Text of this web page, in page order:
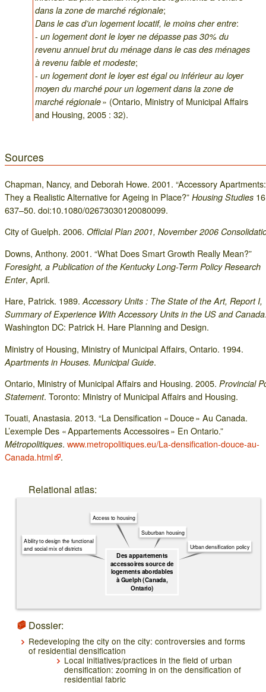
dans la zone de marché régionale;
Dans le cas d’un logement locatif, le moins cher entre:
- un logement dont le loyer ne dépasse pas 30% du
revenu annuel brut du ménage dans le cas des ménages
à revenu faible et modeste;
- un logement dont le loyer est égal ou inférieur au loyer
moyen du marché pour un logement dans la zone de
marché régionale» (Ontario, Ministry of Municipal Affairs
and Housing, 2005 : 32).
Sources
Chapman, Nancy, and Deborah Howe. 2001. “Accessory
They a Realistic Alternative for Ageing in Place?” Housing Studies
637–50. doi:10.1080/02673030120080099.
City of Guelph. 2006. Official Plan 2001, November 2006
Downs, Anthony. 2001. “What Does Smart Growth Really Mean?”
Foresight, a Publication of the Kentucky Long-Term Policy Research
Enter, April.
Hare, Patrick. 1989.Accessory Units : The State of the Art, Report I,
Summary of Experience With Accessory Units in the US and Canada
Washington DC: Patrick H. Hare Planning and Design.
Ministry of Housing, Ministry of Municipal Affairs, Ontario. 1994.
Apartments in Houses. Municipal Guide.
Ontario, Ministry of Municipal Affairs and Housing. 2005. Provincial
Statement. Toronto: Ministry of Municipal Affairs and Housing.
Touati, Anastasia. 2013. “La Densification « Douce » Au Canada.
L’exemple Des « Appartements Accessoires » En Ontario.”
Métropolitiques. www.metropolitiques.eu/La-densification-douce-au-
Canada.html
.
Relational atlas:
Des appartements
accessoires source de
logements abordables
à Guelph (Canada,
Ontario)
Urban densification policy
Suburban housing
Access to housing
Ability to design the functional
and social mix of districts
Dossier:
Redeveloping the city on the city: controversies and forms
of residential densification
Local initiatives/practices in the field of urban
densification: zooming in on the densification of
residential fabric